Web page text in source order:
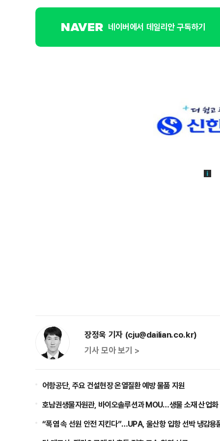
네이버에서 데일리안 구독하기
장정욱 기자 (cju@dailian.co.kr)
기사 모아 보기 >
어항공단, 주요 건설현장 온열질환 예방 물품 지원
호남권생물자원관, 바이오솔루션과 MOU…생물 소재 산업화
“폭염 속 선원 안전 지킨다”…UPA, 울산항 입항 선박 냉감용